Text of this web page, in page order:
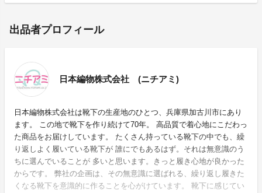
出品者プロフィール
日本編物株式会社 (ニチアミ)
日本編物株式会社は靴下の生産地のひとつ、兵庫県加古川市にあり
ます。 この地で靴下を作り続けて70年。 高品質で着心地にこだわっ
た商品をお届けしています。 たくさん持っている靴下の中でも、繰
り返しよく履いている靴下が 誰にでもあるはず。それは無意識のう
ちに選んでいることが 多いと思います。きっと履き心地が良かった
からです。 弊社の企画は、その無意識に選ばれる、繰り返し履きた
くなる靴下を意識的に作ることを心がけています。 靴下に感じてい